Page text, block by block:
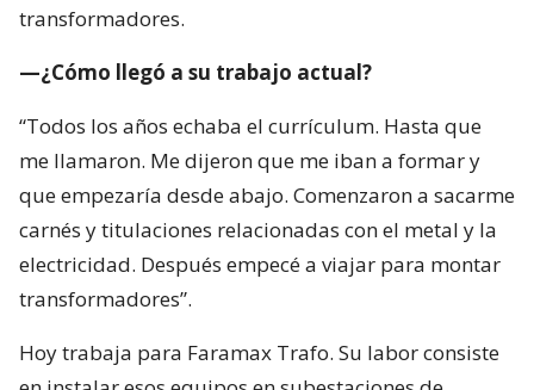
transformadores.
—¿Cómo llegó a su trabajo actual?
“Todos los años echaba el currículum. Hasta que
me llamaron. Me dijeron que me iban a formar y
que empezaría desde abajo. Comenzaron a sacarme
carnés y titulaciones relacionadas con el metal y la
electricidad. Después empecé a viajar para montar
transformadores”.
Hoy trabaja para Faramax Trafo. Su labor consiste